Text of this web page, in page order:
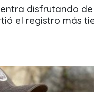
disfrutando
el registro más